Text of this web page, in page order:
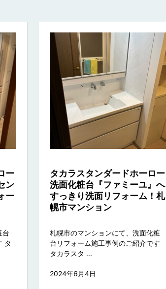
ー
ン
ー
台
タ
タカラスタンダードホーロー
洗面化粧台『ファミーユ』へ
すっきり洗面リフォーム！札
幌市マンション
札幌市のマンションにて、洗面化粧
台リフォーム施工事例のご紹介です
タカラスタ ...
2024年6月4日